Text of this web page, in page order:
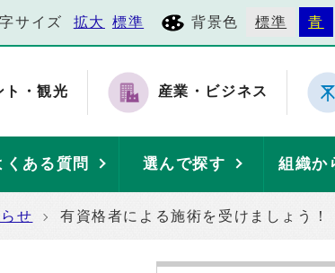
サイズ 拡大 標準 背景色 標準 青
ト・観光 産業・ビジネス
くある質問 選んで探す 組織か
せ 有資格者による施術を受けましょう！